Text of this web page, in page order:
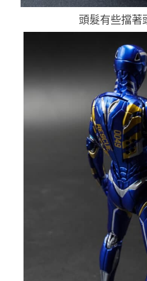
頭髮有些擋著